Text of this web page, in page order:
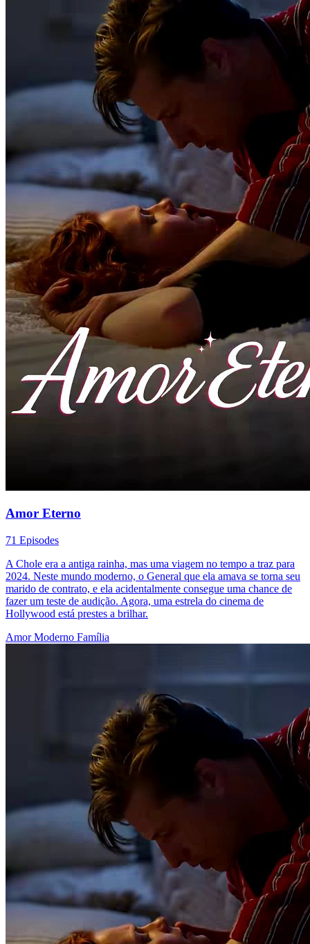
Amor Eterno
71 Episodes
A Chole era a antiga rainha, mas uma viagem no tempo a traz para
2024. Neste mundo moderno, o General que ela amava se torna seu
marido de contrato, e ela acidentalmente consegue uma chance de
fazer um teste de audição. Agora, uma estrela do cinema de
Hollywood está prestes a brilhar.
Amor Moderno Família